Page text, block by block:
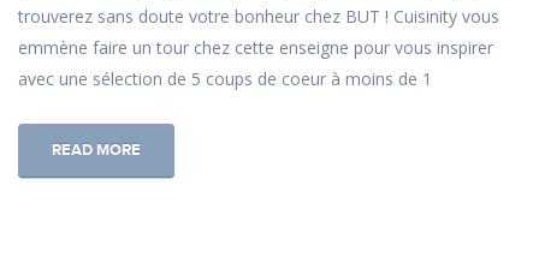
trouverez sans doute votre bonheur chez BUT ! Cuisinity vous
emmène faire un tour chez cette enseigne pour vous inspirer
avec une sélection de 5 coups de coeur à moins de 1
READ MORE